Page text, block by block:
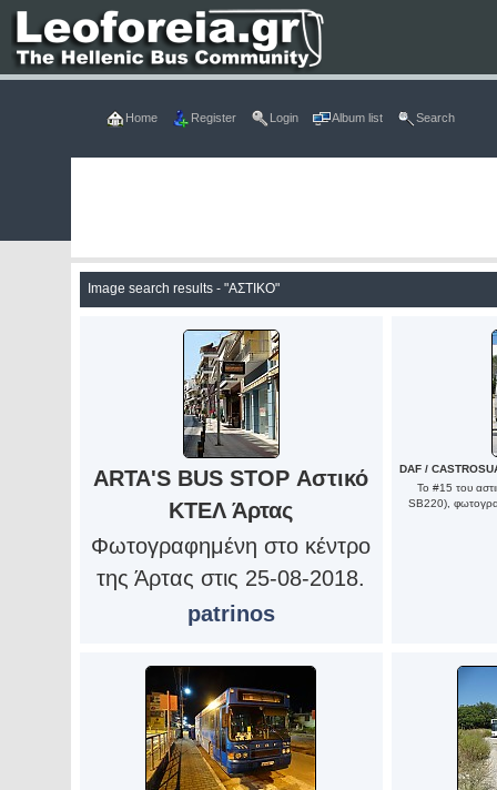
Home Register Login Album list Search
Image search results - "ΑΣΤΙΚΟ"
ARTA'S BUS STOP Αστικό
ΚΤΕΛ Άρτας
Φωτογραφημένη στο κέντρο
της Άρτας στις 25-08-2018.
patrinos
DAF /
Το #15 του
SB220),